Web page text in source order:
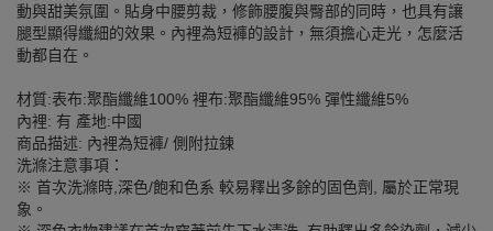
動與甜美氛圍。貼身中腰剪裁，修飾腰腹與臀部的同時，也具有讓
腿型顯得纖細的效果。內裡為短褲的設計，無須擔心走光，怎麼活
動都自在。
材質:表布:聚酯纖維100% 裡布:聚酯纖維95% 彈性纖維5%
內裡: 有 產地:中國
商品描述: 內裡為短褲/ 側附拉鍊
洗滌注意事項：
※ 首次洗滌時,深色/飽和色系 較易釋出多餘的固色劑, 屬於正常現
象。